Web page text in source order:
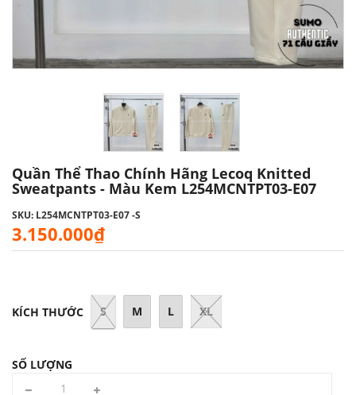
Quần Thể Thao Chính Hãng Lecoq Knitted
Sweatpants - Màu Kem L254MCNTPT03-E07
SKU: L254MCNTPT03-E07 -S
3.150.000₫
KÍCH THƯỚC S M L XL
SỐ LƯỢNG